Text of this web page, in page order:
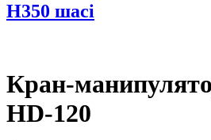
H350 шасі
Кран-
HD-120